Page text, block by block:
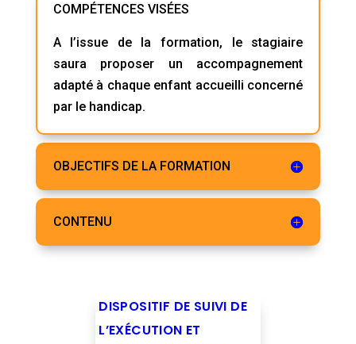
COMPÉTENCES VISÉES
A l’issue de la formation, le stagiaire
saura proposer un accompagnement
adapté à chaque enfant accueilli concerné
par le handicap.
OBJECTIFS DE LA FORMATION
CONTENU
DISPOSITIF DE SUIVI DE
L’EXÉCUTION ET